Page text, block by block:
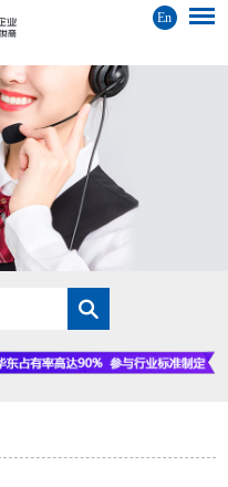
En